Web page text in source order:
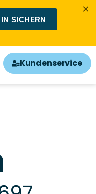
Kundenservice
SICHERN
×